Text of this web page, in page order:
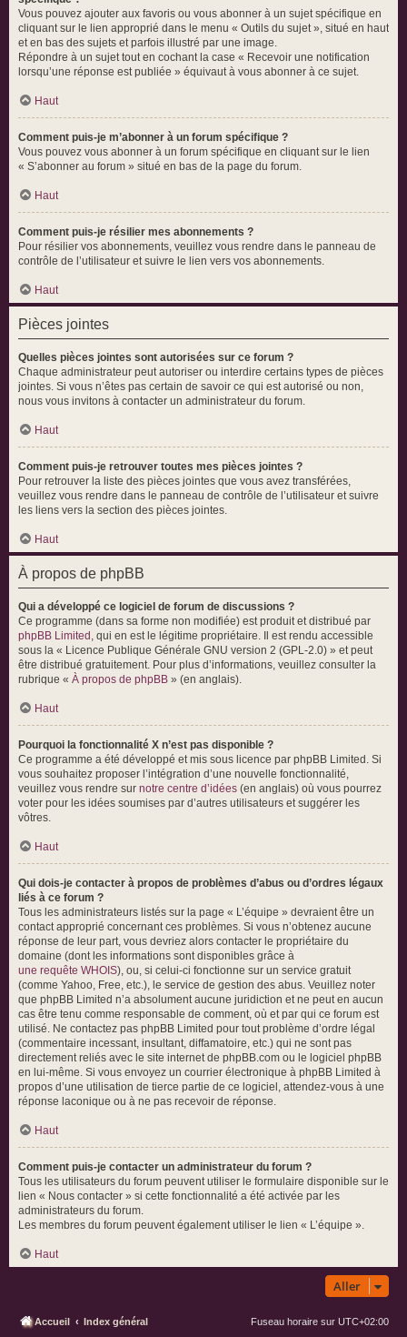
Vous pouvez ajouter aux favoris ou vous abonner à un sujet spécifique en
cliquant sur le lien approprié dans le menu « Outils du sujet », situé en haut
et en bas des sujets et parfois illustré par une image.
Répondre à un sujet tout en cochant la case « Recevoir une notification
lorsqu’une réponse est publiée » équivaut à vous abonner à ce sujet.
Haut
Comment puis-je m’abonner à un forum spécifique ?
Vous pouvez vous abonner à un forum spécifique en cliquant sur le lien
« S’abonner au forum » situé en bas de la page du forum.
Haut
Comment puis-je résilier mes abonnements ?
Pour résilier vos abonnements, veuillez vous rendre dans le panneau de
contrôle de l’utilisateur et suivre le lien vers vos abonnements.
Haut
Pièces jointes
Quelles pièces jointes sont autorisées sur ce forum ?
Chaque administrateur peut autoriser ou interdire certains types de pièces
jointes. Si vous n’êtes pas certain de savoir ce qui est autorisé ou non,
nous vous invitons à contacter un administrateur du forum.
Haut
Comment puis-je retrouver toutes mes pièces jointes ?
Pour retrouver la liste des pièces jointes que vous avez transférées,
veuillez vous rendre dans le panneau de contrôle de l’utilisateur et suivre
les liens vers la section des pièces jointes.
Haut
À propos de phpBB
Qui a développé ce logiciel de forum de discussions ?
Ce programme (dans sa forme non modifiée) est produit et distribué par
phpBB Limited , qui en est le légitime propriétaire. Il est rendu accessible
sous la « Licence Publique Générale GNU version 2 (GPL-2.0) » et peut
être distribué gratuitement. Pour plus d’informations, veuillez consulter la
rubrique « À propos de phpBB » (en anglais).
Haut
Pourquoi la fonctionnalité X n’est pas disponible ?
Ce programme a été développé et mis sous licence par phpBB Limited. Si
vous souhaitez proposer l’intégration d’une nouvelle fonctionnalité,
veuillez vous rendre sur notre centre d’idées (en anglais) où vous pourrez
voter pour les idées soumises par d’autres utilisateurs et suggérer les
vôtres.
Haut
Qui dois-je contacter à propos de problèmes d’abus ou d’ordres légaux
liés à ce forum ?
Tous les administrateurs listés sur la page « L’équipe » devraient être un
contact approprié concernant ces problèmes. Si vous n’obtenez aucune
réponse de leur part, vous devriez alors contacter le propriétaire du
domaine (dont les informations sont disponibles grâce à
une requête WHOIS), ou, si celui-ci fonctionne sur un service gratuit
(comme Yahoo, Free, etc.), le service de gestion des abus. Veuillez noter
que phpBB Limited n’a absolument aucune juridiction et ne peut en aucun
cas être tenu comme responsable de comment, où et par qui ce forum est
utilisé. Ne contactez pas phpBB Limited pour tout problème d’ordre légal
(commentaire incessant, insultant, diffamatoire, etc.) qui ne sont pas
directement reliés avec le site internet de phpBB.com ou le logiciel phpBB
en lui-même. Si vous envoyez un courrier électronique à phpBB Limited à
propos d’une utilisation de tierce partie de ce logiciel, attendez-vous à une
réponse laconique ou à ne pas recevoir de réponse.
Haut
Comment puis-je contacter un administrateur du forum ?
Tous les utilisateurs du forum peuvent utiliser le formulaire disponible sur le
lien « Nous contacter » si cette fonctionnalité a été activée par les
administrateurs du forum.
Les membres du forum peuvent également utiliser le lien « L’équipe ».
Haut
Aller
Accueil Index général Fuseau horaire sur UTC+02:00